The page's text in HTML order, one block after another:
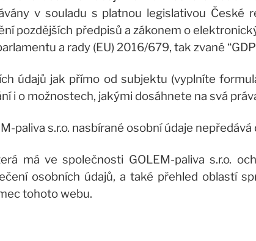
v souladu s platnou legislativou České
pozdějších předpisů a zákonem o
a rady (EU) 2016/679, tak zvané
údajů jak přímo od subjektu (vyplníte
i o možnostech, jakými dosáhnete na svá
paliva s.r.o. nasbírané osobní údaje
má ve společnosti GOLEM-paliva s.r.o.
osobních údajů, a také přehled oblastí
tohoto webu.